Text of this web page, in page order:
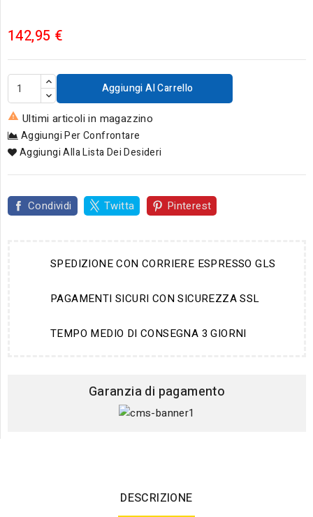
142,95 €
Aggiungi Al Carrello
 Ultimi articoli in magazzino
Aggiungi Per Confrontare
Aggiungi Alla Lista Dei Desideri
Condividi Twitta Pinterest
SPEDIZIONE CON CORRIERE ESPRESSO GLS
PAGAMENTI SICURI CON SICUREZZA SSL
TEMPO MEDIO DI CONSEGNA 3 GIORNI
Garanzia di pagamento
DESCRIZIONE